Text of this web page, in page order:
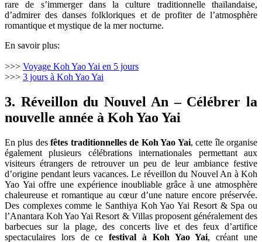
rare de s’immerger dans la culture traditionnelle thaïlandaise,
d’admirer des danses folkloriques et de profiter de l’atmosphère
romantique et mystique de la mer nocturne.
En savoir plus:
>>> Voyage Koh Yao Yai en 5 jours
>>> 3 jours à Koh Yao Yai
3. Réveillon du Nouvel An – Célébrer la
nouvelle année à Koh Yao Yai
En plus desfêtes traditionnelles de Koh Yao Yai, cette île organise
également plusieurs célébrations internationales permettant aux
visiteurs étrangers de retrouver un peu de leur ambiance festive
d’origine pendant leurs vacances. Le réveillon du Nouvel An à Koh
Yao Yai offre une expérience inoubliable grâce à une atmosphère
chaleureuse et romantique au cœur d’une nature encore préservée.
Des complexes comme le Santhiya Koh Yao Yai Resort & Spa ou
l’Anantara Koh Yao Yai Resort & Villas proposent généralement des
barbecues sur la plage, des concerts live et des feux d’artifice
spectaculaires lors de cefestival à Koh Yao Yai, créant une